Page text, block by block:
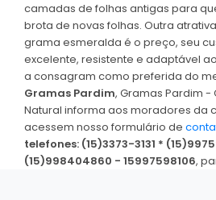
camadas de folhas antigas para
brota de novas folhas. Outra
grama esmeralda é o preço, seu
excelente, resistente e adaptável
a consagram como preferida do
Gramas Pardim, Gramas Pardim
Natural informa aos moradores da
acessem nosso formulário de
telefones: (15)3373-3131 *
(15)998404860 - 15997598106,